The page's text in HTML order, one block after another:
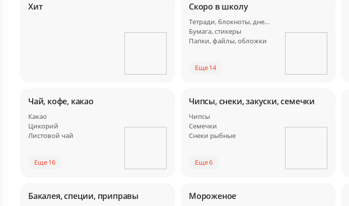
Хит Скоро в школу
Тетради, блокноты, дневники
Бумага, стикеры
Папки, файлы, обложки
Еще 14
Чай, кофе, какао
Какао
Цикорий
Листовой чай
Еще 16
Чипсы, снеки, закуски, семечки
Чипсы
Семечки
Снеки рыбные
Еще 6
Бакалея, специи, приправы Мороженое